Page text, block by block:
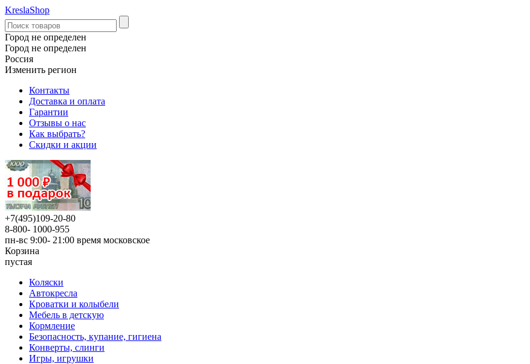
KreslaShop
Город не определен
Город не определен
Россия
Изменить регион
Контакты
Доставка и оплата
Гарантии
Отзывы о нас
Как выбрать?
Скидки и акции
+7(495)109-20-80
8-800- 1000-955
пн-вс 9:00- 21:00 время московское
Корзина
пустая
Коляски
Автокресла
Кроватки и колыбели
Мебель в детскую
Кормление
Безопасность, купание, гигиена
Конверты, слинги
Игры, игрушки